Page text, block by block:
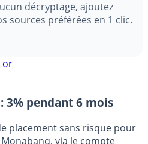
notre équipe face aux
décryptage, ajoutez
sources préférées en 1 clic.
: 3% pendant 6 mois